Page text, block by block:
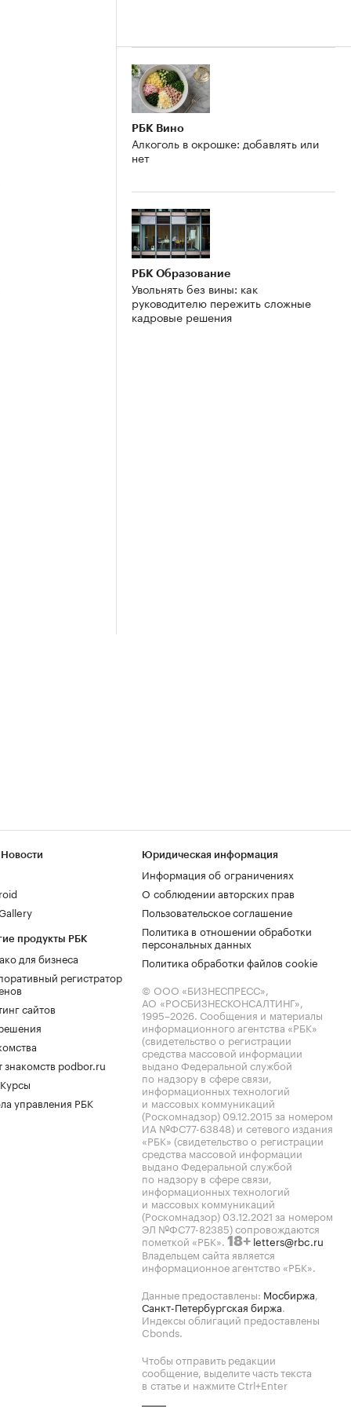
РБК Вино
Алкоголь в окрошке: добавлять или
нет
РБК Образование
Увольнять без вины: как
руководителю пережить сложные
кадровые решения
продукты РБК
для бизнеса
регистратор
сайтов
знакомств podbor.ru
управления РБК
Юридическая информация
Информация об ограничениях
О соблюдении авторских прав
Пользовательское соглашение
Политика в отношении обработки
персональных данных
Политика обработки файлов cookie
© ООО «БИЗНЕСПРЕСС»,
АО «РОСБИЗНЕСКОНСАЛТИНГ»,
1995–2026. Сообщения и материалы
информационного агентства «РБК»
(свидетельство о регистрации
средства массовой информации
выдано Федеральной службой
по надзору в сфере связи,
информационных технологий
и массовых коммуникаций
(Роскомнадзор) 09.12.2015 за номером
ИА №ФС77-63848) и сетевого издания
«РБК» (свидетельство о регистрации
средства массовой информации
выдано Федеральной службой
по надзору в сфере связи,
информационных технологий
и массовых коммуникаций
(Роскомнадзор) 03.12.2021 за номером
ЭЛ №ФС77-82385) сопровождаются
пометкой «РБК». 18+ letters@rbc.ru
Владельцем сайта является
информационное агентство «РБК».
Данные предоставлены: Мосбиржа,
Санкт-Петербургская биржа.
Индексы облигаций предоставлены
Cbonds.
Чтобы отправить редакции
сообщение, выделите часть текста
в статье и нажмите Ctrl+Enter